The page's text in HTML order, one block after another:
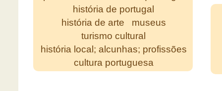
história de portugal
história de arte
museus
turismo cultural
história local; alcunhas; profissões
cultura portuguesa